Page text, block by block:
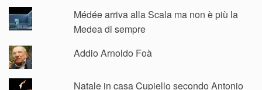
Médée arriva alla Scala ma non è più la
Medea di sempre
Addio Arnoldo Foà
Natale in casa Cupiello secondo Antonio